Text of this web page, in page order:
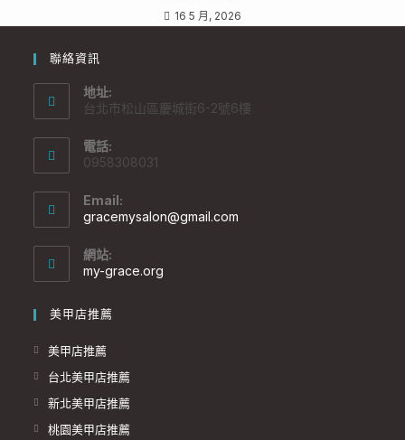
16 5 月, 2026
聯絡資訊
地址:
台北市松山區慶城街6-2號6樓
電話:
0958308031
Email:
gracemysalon@gmail.com
網站:
my-grace.org
美甲店推薦
美甲店推薦
台北美甲店推薦
新北美甲店推薦
桃園美甲店推薦